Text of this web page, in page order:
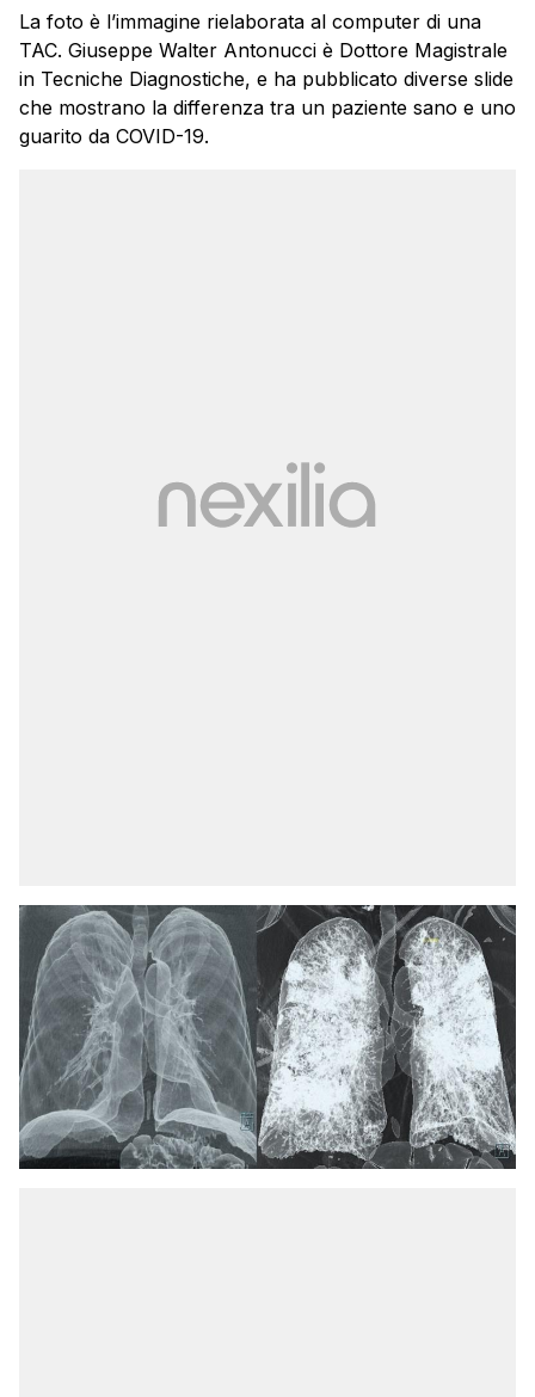
La foto è l’immagine rielaborata al computer di una
TAC. Giuseppe Walter Antonucci è Dottore Magistrale
in Tecniche Diagnostiche, e ha pubblicato diverse slide
che mostrano la differenza tra un paziente sano e uno
guarito da COVID-19.